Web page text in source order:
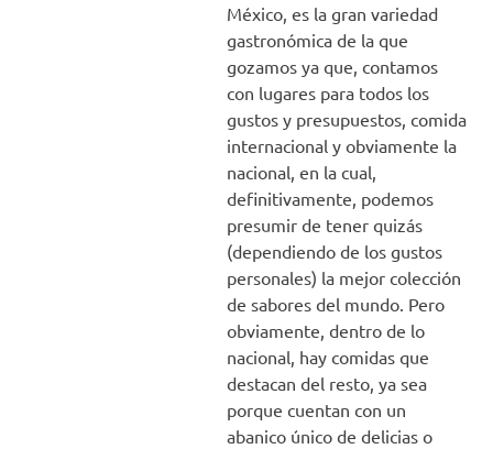
México, es la gran variedad
gastronómica de la que
gozamos ya que, contamos
con lugares para todos los
gustos y presupuestos, comida
internacional y obviamente la
nacional, en la cual,
definitivamente, podemos
presumir de tener quizás
(dependiendo de los gustos
personales) la mejor colección
de sabores del mundo. Pero
obviamente, dentro de lo
nacional, hay comidas que
destacan del resto, ya sea
porque cuentan con un
abanico único de delicias o